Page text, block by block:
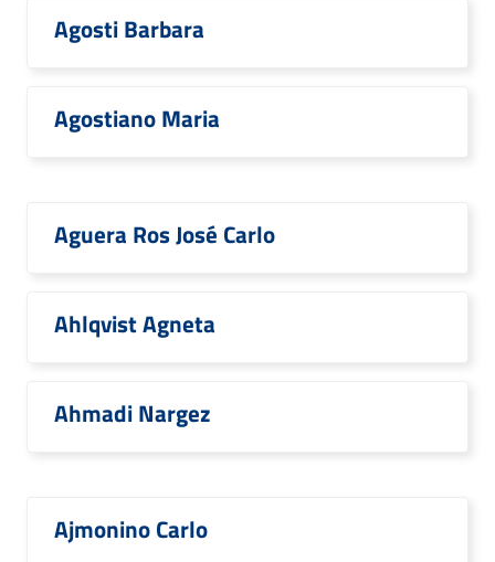
Agosti Barbara
Agostiano Maria
Aguera Ros José Carlo
Ahlqvist Agneta
Ahmadi Nargez
Ajmonino Carlo